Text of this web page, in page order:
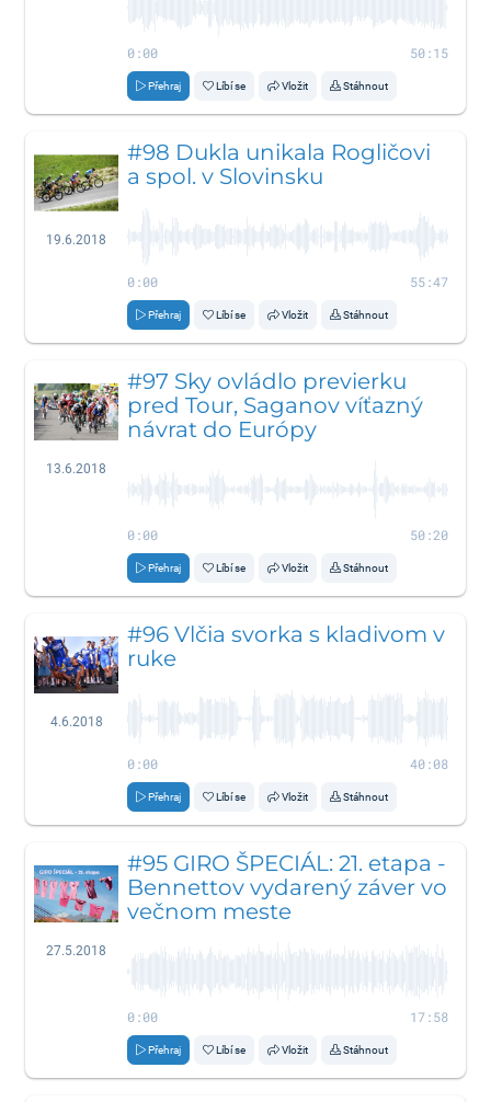
0:00 50:15
Přehraj Líbí se Vložit Stáhnout
19.6.2018
#98 Dukla unikala Rogličovi
a spol. v Slovinsku
0:00 55:47
Přehraj Líbí se Vložit Stáhnout
13.6.2018
#97 Sky ovládlo previerku
pred Tour, Saganov víťazný
návrat do Európy
0:00 50:20
Přehraj Líbí se Vložit Stáhnout
4.6.2018
#96 Vlčia svorka s kladivom v
ruke
0:00 40:08
Přehraj Líbí se Vložit Stáhnout
27.5.2018
#95 GIRO ŠPECIÁL: 21. etapa -
Bennettov vydarený záver vo
večnom meste
0:00 17:58
Přehraj Líbí se Vložit Stáhnout